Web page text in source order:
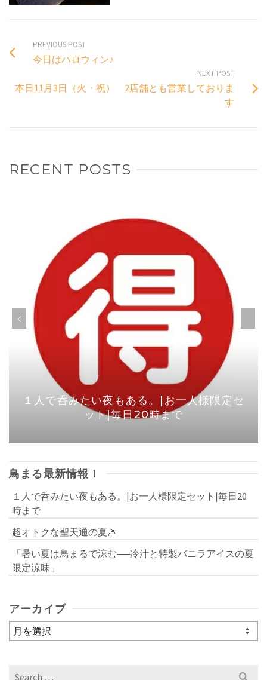
PREVIOUS POST
今日はハロウィン♪
NEXT POST
本日11月3日（火・祝） 2店舗とも営業しておりま
す
RECENT POSTS
１人で呑みたい夜もある。|お一人様限定セ
ット|毎日20時まで
鳥まる最新情報！
１人で呑みたい夜もある。|お一人様限定セット|毎日20
時まで
超オトクな聖天通の夏🎆
「暑い夏は鳥まるで涼む──冷汁と特製バニラアイスの夏
限定涼味」
アーカイブ
ア
ー
Search